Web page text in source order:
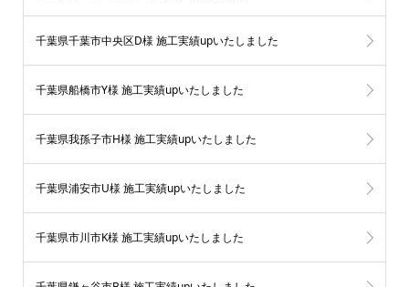
千葉県千葉市中央区D様 施工実績upいたしました
千葉県船橋市Y様 施工実績upいたしました
千葉県我孫子市H様 施工実績upいたしました
千葉県浦安市U様 施工実績upいたしました
千葉県市川市K様 施工実績upいたしました